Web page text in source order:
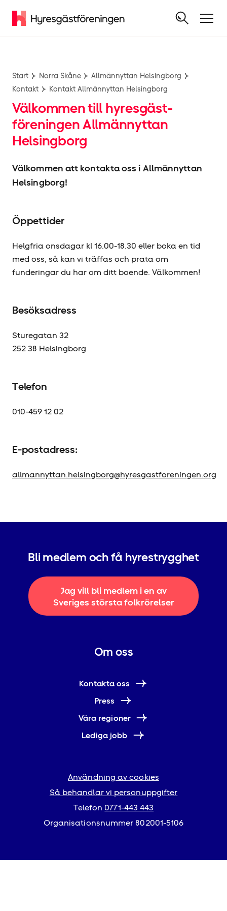
Start Norra Skåne
Allmännyttan Helsingborg
Kontakt
Kontakt Allmännyttan Helsingborg
Välkommen till hyresgäst­
föreningen Allmännyttan
Helsingborg
Välkommen att kontakta oss i Allmännyttan
Helsingborg!
Öppettider
Helgfria onsdagar kl 16.00-18.30 eller boka en tid
med oss, så kan vi träffas och prata om
funderingar du har om ditt boende. Välkommen!
Besöksadress
Sturegatan 32
252 38 Helsingborg
Telefon
010-459 12 02
E-postadress:
allmannyttan.helsingborg@hyresgastforeningen.org
Bli medlem och få hyrestrygghet
Jag vill bli medlem i en av
Sveriges största folkrörelser
Om oss
Kontakta oss
Press
Våra regioner
Lediga jobb
Användning av cookies
Så behandlar vi personuppgifter
Telefon0771-443 443
Organisationsnummer 802001-5106